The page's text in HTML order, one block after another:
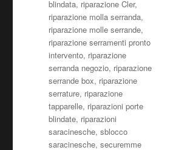
blindata, riparazione Cler,
riparazione molla serranda,
riparazione molle serrande,
riparazione serramenti pronto
intervento, riparazione
serranda negozio, riparazione
serrande box, riparazione
serrature, riparazione
tapparelle, riparazioni porte
blindate, riparazioni
saracinesche,sblocco
saracinesche,securemme